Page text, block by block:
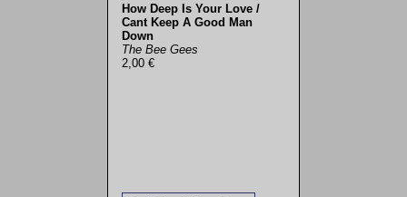
How Deep Is Your Love /
Cant Keep A Good Man
Down
The Bee Gees
2,00 €